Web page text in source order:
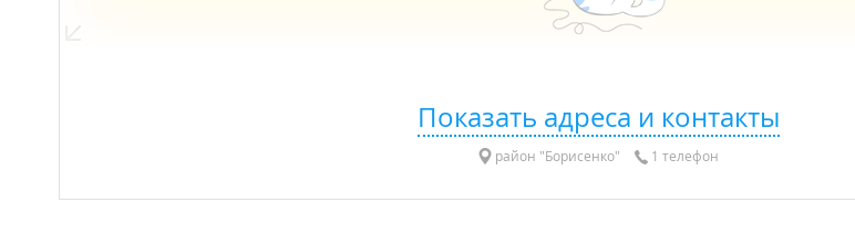
Показать адреса и контакты
район "Борисенко" 1 телефон